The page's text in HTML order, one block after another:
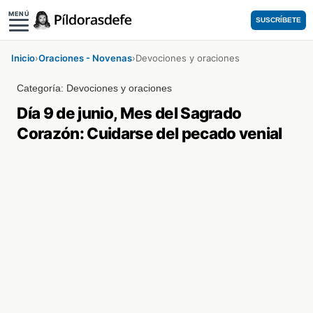
MENÚ
SUSCRÍBETE
Inicio›Oraciones - Novenas›Devociones y oraciones
Categoría: Devociones y oraciones
Día 9 de junio, Mes del Sagrado
Corazón: Cuidarse del pecado venial